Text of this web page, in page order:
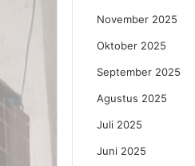
November 2025
Oktober 2025
September 2025
Agustus 2025
Juli 2025
Juni 2025